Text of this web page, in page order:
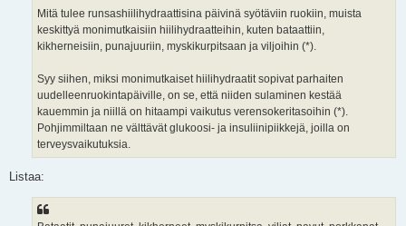
Mitä tulee runsashiilihydraattisina päivinä syötäviin ruokiin, muista
keskittyä monimutkaisiin hiilihydraatteihin, kuten bataattiin,
kikherneisiin, punajuuriin, myskikurpitsaan ja viljoihin (*).
Syy siihen, miksi monimutkaiset hiilihydraatit sopivat parhaiten
uudelleenruokintapäiville, on se, että niiden sulaminen kestää
kauemmin ja niillä on hitaampi vaikutus verensokeritasoihin (*).
Pohjimmiltaan ne välttävät glukoosi- ja insuliinipiikkejä, joilla on
terveysvaikutuksia.
Listaa: